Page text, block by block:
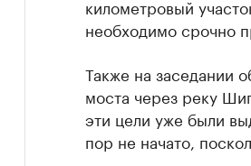
километровый
необходимо срочно
Также на заседании
моста через реку
эти цели уже были
пор не начато,